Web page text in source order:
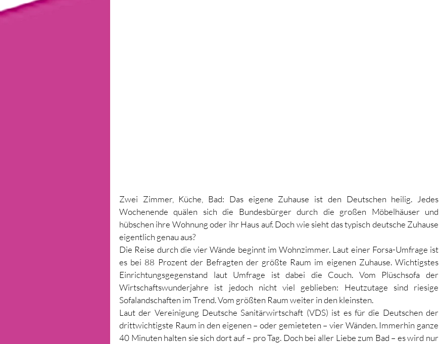
Zwei Zimmer, Küche, Bad: Das eigene Zuhause ist den Deutschen heilig. Jedes
Wochenende quälen sich die Bundesbürger durch die großen Möbelhäuser und
hübschen ihre Wohnung oder ihr Haus auf. Doch wie sieht das typisch deutsche Zuhause
eigentlich genau aus?
Die Reise durch die vier Wände beginnt im Wohnzimmer. Laut einer Forsa-Umfrage ist
es bei 88 Prozent der Befragten der größte Raum im eigenen Zuhause. Wichtigstes
Einrichtungsgegenstand laut Umfrage ist dabei die Couch. Vom Plüschsofa der
Wirtschaftswunderjahre ist jedoch nicht viel geblieben: Heutzutage sind riesige
Sofalandschaften im Trend. Vom größten Raum weiter in den kleinsten.
Laut der Vereinigung Deutsche Sanitärwirtschaft (VDS) ist es für die Deutschen der
drittwichtigste Raum in den eigenen – oder gemieteten – vier Wänden. Immerhin ganze
40 Minuten halten sie sich dort auf – pro Tag. Doch bei aller Liebe zum Bad – es wird nur